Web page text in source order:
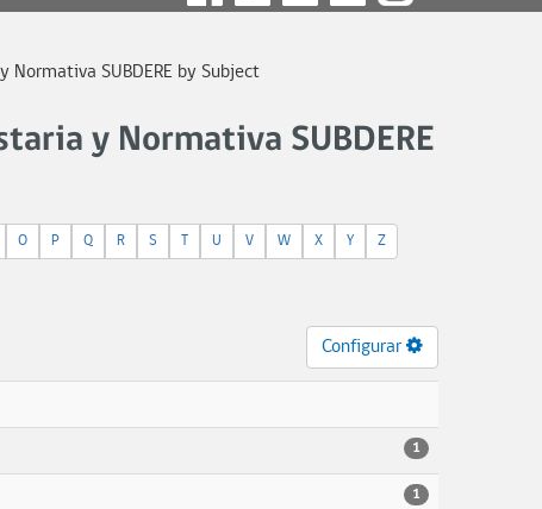
Normativa SUBDERE by Subject
y Normativa SUBDERE
O P Q R S T U V W X Y Z
Configurar
1
1